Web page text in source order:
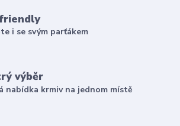
i se svým parťákem
výběr
nabídka krmiv na jednom místě